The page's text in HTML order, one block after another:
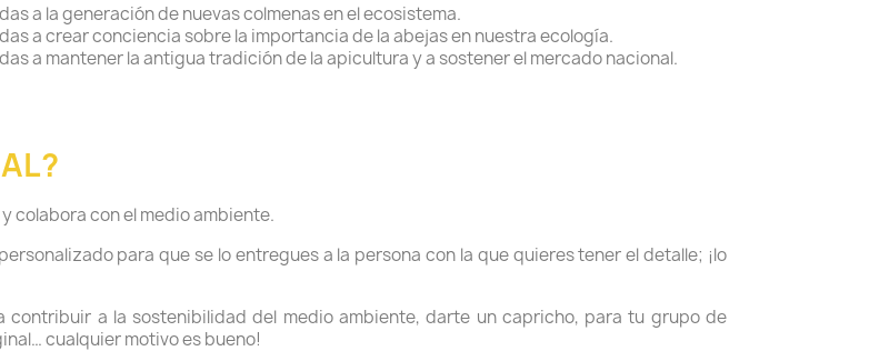
a la generación de nuevas colmenas en el ecosistema.
a crear conciencia sobre la importancia de la abejas en nuestra ecología.
a mantener la antigua tradición de la apicultura y a sostener el mercado nacional.
colabora con el medio ambiente.
para que se lo entregues a la persona con la que quieres tener el detalle; ¡lo
a la sostenibilidad del medio ambiente, darte un capricho, para tu grupo de
cualquier motivo es bueno!